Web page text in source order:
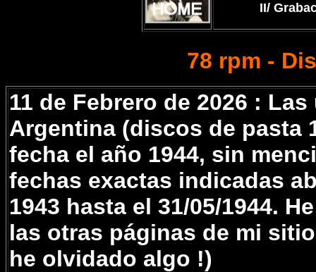
II/
78 rpm -
11 de Febrero de 2026 :
Argentina (discos de pasta
fecha el año 1944, sin
fechas exactas indicadas
1943 hasta el 31/05/1944.
las otras páginas de mi
he olvidado algo !)